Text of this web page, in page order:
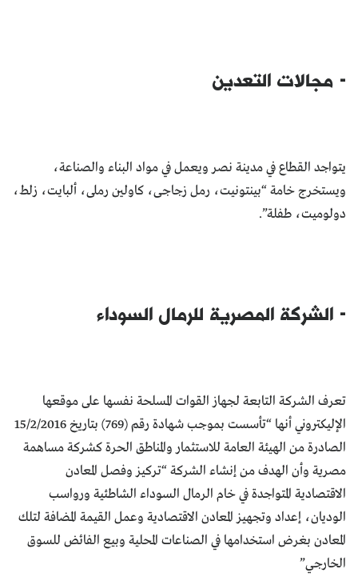
- مجالات التعدين
يتواجد القطاع في مدينة نصر ويعمل في مواد البناء والصناعة،
ويستخرج خامة “بينتونيت، رمل زجاجى، كاولين رملى، ألبايت، زلط،
دولوميت، طفلة”.
- الشركة المصرية للرمال السوداء
تعرف الشركة التابعة لجهاز القوات المسلحة نفسها على موقعها
الإليكتروني أنها “تأسست بموجب شهادة رقم (769) بتاريخ 15/2/2016
الصادرة من الهيئة العامة للاستثمار والمناطق الحرة كشركة مساهمة
مصرية وأن الهدف من إنشاء الشركة “تركيز وفصل المعادن
الاقتصادية المتواجدة في خام الرمال السوداء الشاطئية ورواسب
الوديان، إعداد وتجهيز المعادن الاقتصادية وعمل القيمة المضافة لتلك
المعادن بغرض استخدامها في الصناعات المحلية وبيع الفائض للسوق
الخارجي”